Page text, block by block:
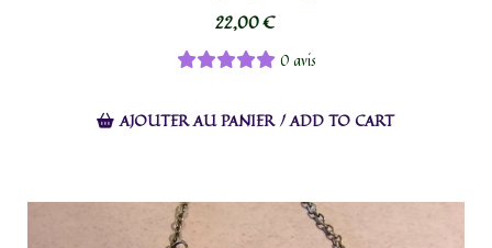
22,00€
0 avis
AJOUTER AU PANIER / ADD TO CART